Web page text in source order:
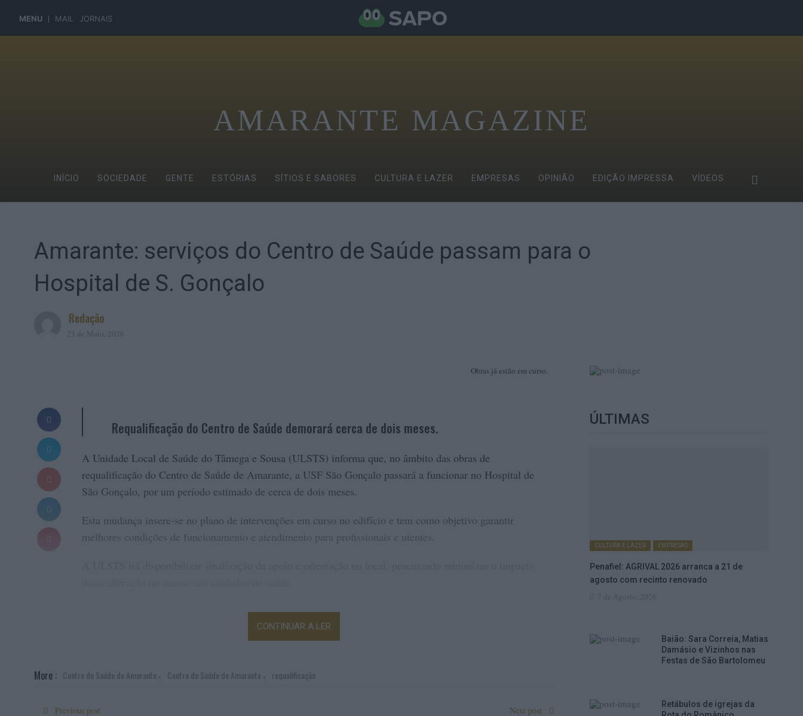
MENU MAIL JORNAIS
AMARANTE MAGAZINE
INÍCIO SOCIEDADE GENTE ESTÓRIAS SÍTIOS E SABORES CULTURA E LAZER EMPRESAS OPINIÃO EDIÇÃO IMPRESSA VÍDEOS
Amarante: serviços do Centro de Saúde passam para o
Hospital de S. Gonçalo
Redação
23 de Maio, 2026
Obras já estão em curso.
Requalificação do Centro de Saúde demorará cerca de dois meses.
A Unidade Local de Saúde do Tâmega e Sousa (ULSTS) informa que, no âmbito das obras de
requalificação do Centro de Saúde de Amarante, a USF São Gonçalo passará a funcionar no Hospital de
São Gonçalo, por um período estimado de cerca de dois meses.
Esta mudança insere-se no plano de intervenções em curso no edifício e tem como objetivo garantir
melhores condições de funcionamento e atendimento para profissionais e utentes.
CONTINUAR A LER
More : Centro de Saúde de Amarante , Centro de Saúde de Amarante , requalificação
Previous post Next post
ÚLTIMAS
CULTURA E LAZER EMPRESAS
Penafiel: AGRIVAL 2026 arranca a 21 de
agosto com recinto renovado
Baião: Sara Correia, Matias
Damásio e Vizinhos nas
Festas de São Bartolomeu
Retábulos de igrejas da